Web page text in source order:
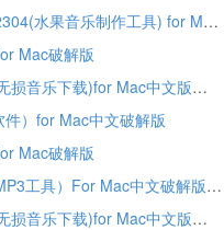
FL Studio Producer Edition 20.8.3.2304(水果音乐制作工具) for Mac中文破解版
Mac破解版
lx music desktop 1.11.0(洛雪音乐)(无损音乐下载)for Mac中文版
）for Mac中文破解版
Mac破解版
4K YouTube to MP3 4.1.4（视频转MP3工具）For Mac中文破解版
lx music desktop 1.10.2(洛雪音乐)(无损音乐下载)for Mac中文版